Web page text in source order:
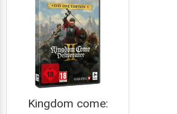
Kingdom come: